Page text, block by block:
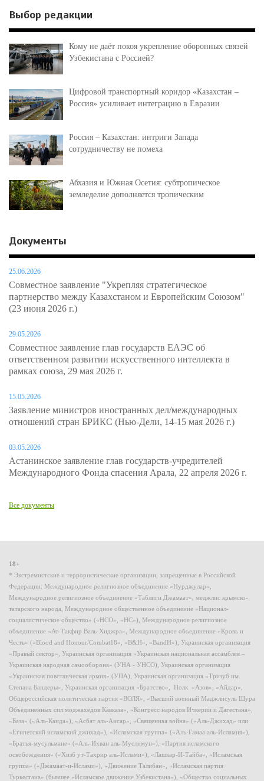
Выбор редакции
Кому не даёт покоя укрепление оборонных связей
Узбекистана с Россией?
Цифровой транспортный коридор «Казахстан –
Россия» усиливает интеграцию в Евразии
Россия – Казахстан: интриги Запада
сотрудничеству не помеха
Абхазия и Южная Осетия: субтропическое
земледелие дополняется тропическим
Документы
25.06.2026
Совместное заявление "Укрепляя стратегическое
партнерство между Казахстаном и Европейским Союзом"
(23 июня 2026 г.)
29.05.2026
Совместное заявление глав государств ЕАЭС об
ответственном развитии искусственного интеллекта в
рамках союза, 29 мая 2026 г.
15.05.2026
Заявление министров иностранных дел/международных
отношений стран БРИКС (Нью-Дели, 14-15 мая 2026 г.)
03.05.2026
Астанинское заявление глав государств-учредителей
Международного Фонда спасения Арала, 22 апреля 2026 г.
Все документы
18+
* Экстремистские и террористические организации, запрещенные в Российской
Федерации: Международное религиозное объединение «Нурджулар»,
Международное религиозное объединение «Таблиги Джамаат», меджлис крымско-
татарского народа, Международное общественное объединение «Национал-
социалистическое общество» («НСО», «НС»), Международное религиозное
объединение «Ат-Такфир Валь-Хиджра», Международное объединение «Кровь и
Честь» («Blood and Honour/Combat18», «B&H», «BandH»), Украинская организация
«Правый сектор», Украинская организация «Украинская национальная ассамблея –
Украинская народная самооборона» (УНА - УНСО), Украинская организация
«Украинская повстанческая армия» (УПА), Украинская организация «Тризуб им.
Степана Бандеры», Украинская организация «Братство», Полк «Азов», «Айдар»,
Общероссийская политическая партия «ВОЛЯ», «Высший военный Маджлисуль Шура
Объединенных сил моджахедов Кавказа», «Конгресс народов Ичкерии и Дагестана»,
«База» («Аль-Каида»), «Асбат аль-Ансар», «Священная война» («Аль-Джихад» или
«Египетский исламский джихад»), «Исламская группа» («Аль-Гамаа аль-Исламия»),
«Братья-мусульмане» («Аль-Ихван аль-Муслимун»), «Партия исламского
освобождения» («Хизб ут-Тахрир аль-Ислами»), «Лашкар-И-Тайба», «Исламская
группа» («Джамаат-и-Ислами»), «Движение Талибан», «Исламская партия
Туркестана» (бывшее «Исламское движение Узбекистана»), «Общество социальных